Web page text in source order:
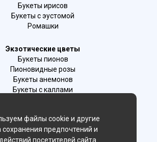
Букеты ирисов
Букеты с эустомой
Ромашки
Экзотические цветы
Букеты пионов
Пионовидные розы
Букеты анемонов
Букеты с каллами
Лаванда
Гиацинты
файлы cookie и другие
сохранения предпочтений и
посетителей сайта.